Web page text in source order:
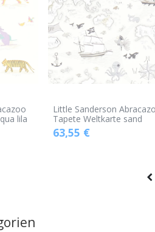
lila
Little Sanderson
Tapete Weltkarte sand
63,55 €